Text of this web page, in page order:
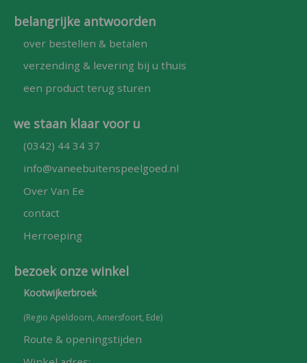
belangrijke antwoorden
over bestellen & betalen
verzending & levering bij u thuis
een product terug sturen
we staan klaar voor u
(0342) 44 34 37
info@vaneebuitenspeelgoed.nl
Over Van Ee
contact
Herroeping
bezoek onze winkel
Kootwijkerbroek
(Regio Apeldoorn, Amersfoort, Ede)
Route & openingstijden